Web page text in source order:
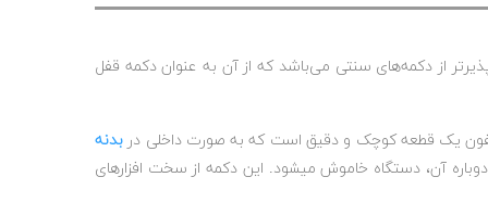
از دکمه‌های سنتی می‌باشد که از آن به عنوان دکمه قفل
بدنه
آن، دستگاه خاموش میشود. این دکمه از سخت افزارهای